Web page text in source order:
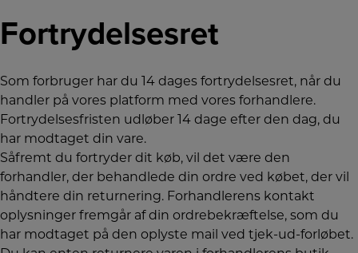
Fortrydelsesret
Som forbruger har du 14 dages fortrydelsesret, når du
handler på vores platform med vores forhandlere.
Fortrydelsesfristen udløber 14 dage efter den dag, du
har modtaget din vare.
Såfremt du fortryder dit køb, vil det være den
forhandler, der behandlede din ordre ved købet, der vil
håndtere din returnering. Forhandlerens kontakt
oplysninger fremgår af din ordrebekræftelse, som du
har modtaget på den oplyste mail ved tjek-ud-forløbet.